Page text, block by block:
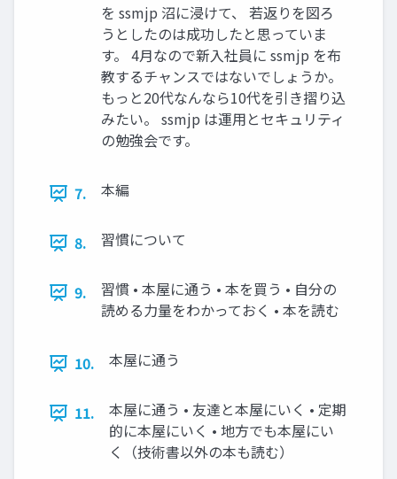
を ssmjp 沼に浸けて、 若返りを図ろ
うとしたのは成功したと思っていま
す。 4月なので新入社員に ssmjp を布
教するチャンスではないでしょうか。
もっと20代なんなら10代を引き摺り込
みたい。 ssmjp は運用とセキュリティ
の勉強会です。
7. 本編
8. 習慣について
9.
習慣 • 本屋に通う • 本を買う • 自分の
読める力量をわかっておく • 本を読む
10. 本屋に通う
11.
本屋に通う • 友達と本屋にいく • 定期
的に本屋にいく • 地方でも本屋にい
く（技術書以外の本も読む）